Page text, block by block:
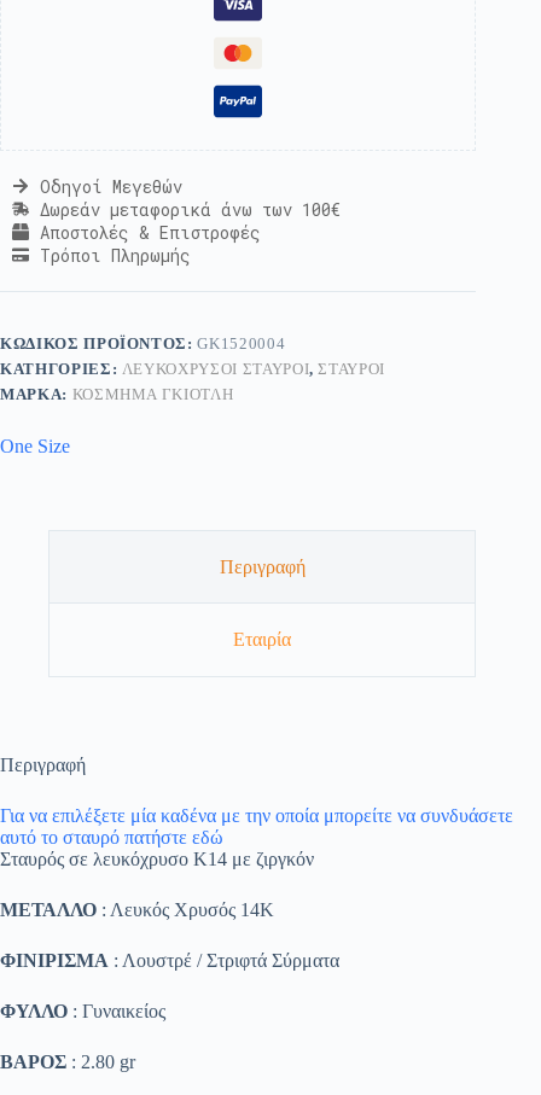
Οδηγοί Μεγεθών
Δωρεάν μεταφορικά άνω των 100€
Αποστολές & Επιστροφές
Τρόποι Πληρωμής
ΚΩΔΙΚΌΣ ΠΡΟΪΌΝΤΟΣ:GK1520004
ΚΑΤΗΓΟΡΊΕΣ: ΛΕΥΚΌΧΡΥΣΟΙ ΣΤΑΥΡΟΊ,ΣΤΑΥΡΟΊ
ΜΆΡΚΑ: ΚΟΣΜΗΜΑ ΓΚΙΟΤΛΗ
One Size
Περιγραφή
Εταιρία
Περιγραφή
Για να επιλέξετε μία καδένα με την οποία μπορείτε να συνδυάσετε
αυτό το σταυρό πατήστε εδώ
Σταυρός σε λευκόχρυσο Κ14 με ζιργκόν
ΜΕΤΑΛΛΟ : Λευκός Χρυσός 14K
ΦΙΝΙΡΙΣΜΑ : Λουστρέ / Στριφτά Σύρματα
ΦΥΛΛΟ : Γυναικείος
ΒΑΡΟΣ : 2.80 gr